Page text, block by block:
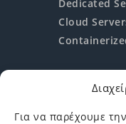
Για να παρέχουμε
Dedicated
Cloud
Help & Support